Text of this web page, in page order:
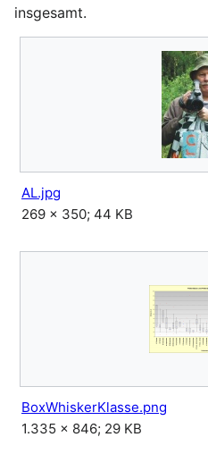
insgesamt.
AL.jpg
269 × 350; 44 KB
BoxWhiskerKlasse.png
1.335 × 846; 29 KB